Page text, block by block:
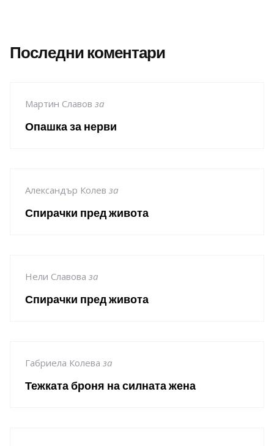
Последни коментари
Мартин Славов за
Опашка за нерви
Александър Колев за
Спирачки пред живота
Нели Славова за
Спирачки пред живота
Габриела Колева за
Тежката броня на силната жена